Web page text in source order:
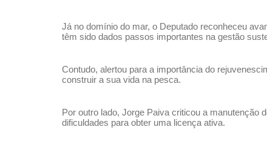
Já no domínio do mar, o Deputado reconheceu
têm sido dados passos importantes na gestão
Contudo, alertou para a importância do
construir a sua vida na pesca.
Por outro lado, Jorge Paiva criticou a manutenção
dificuldades para obter uma licença ativa.